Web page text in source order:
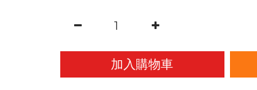
加入購物車